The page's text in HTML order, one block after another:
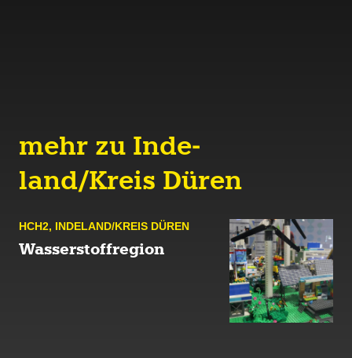
mehr zu Inde­
land/Kreis Düren
HCH2, INDE­LAND/KREIS DÜREN
Wasserstoffregion